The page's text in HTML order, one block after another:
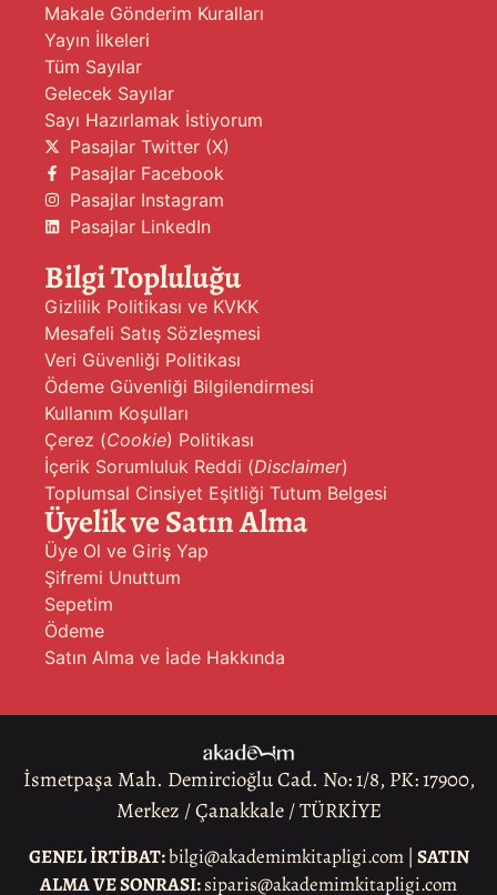
Makale Gönderim Kuralları
Yayın İlkeleri
Tüm Sayılar
Gelecek Sayılar
Sayı Hazırlamak İstiyorum
Pasajlar Twitter (X)
Pasajlar Facebook
Pasajlar Instagram
Pasajlar LinkedIn
Bilgi Topluluğu
Gizlilik Politikası ve KVKK
Mesafeli Satış Sözleşmesi
Veri Güvenliği Politikası
Ödeme Güvenliği Bilgilendirmesi
Kullanım Koşulları
Çerez (Cookie) Politikası
İçerik Sorumluluk Reddi (Disclaimer)
Toplumsal Cinsiyet Eşitliği Tutum Belgesi
Üyelik ve Satın Alma
Üye Ol ve Giriş Yap
Şifremi Unuttum
Sepetim
Ödeme
Satın Alma ve İade Hakkında
İsmetpaşa Mah. Demircioğlu Cad. No: 1/8, PK: 17900,
Merkez / Çanakkale / TÜRKİYE
GENEL İRTİBAT:bilgi@akademimkitapligi.com | SATIN
ALMA VE SONRASI:siparis@akademimkitapligi.com